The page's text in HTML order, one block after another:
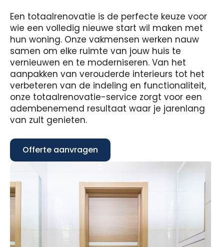
Een totaalrenovatie is de perfecte keuze voor
wie een volledig nieuwe start wil maken met
hun woning. Onze vakmensen werken nauw
samen om elke ruimte van jouw huis te
vernieuwen en te moderniseren. Van het
aanpakken van verouderde interieurs tot het
verbeteren van de indeling en functionaliteit,
onze totaalrenovatie-service zorgt voor een
adembenemend resultaat waar je jarenlang
van zult genieten.
Offerte aanvragen